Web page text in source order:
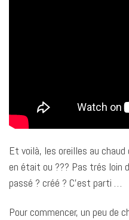
Et voilà, les oreilles au chaud
en était ou ??? Pas trés loin
passé ? créé ? C’est parti …
Pour commencer, un peu de